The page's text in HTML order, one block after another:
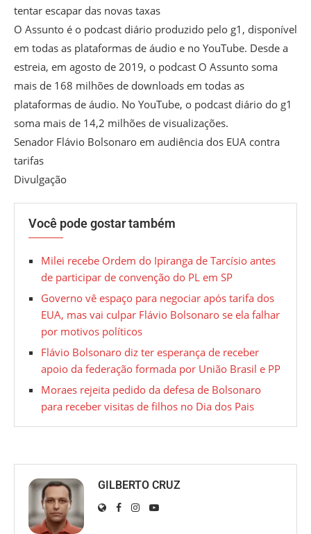
tentar escapar das novas taxas
O Assunto é o podcast diário produzido pelo g1, disponível
em todas as plataformas de áudio e no YouTube. Desde a
estreia, em agosto de 2019, o podcast O Assunto soma
mais de 168 milhões de downloads em todas as
plataformas de áudio. No YouTube, o podcast diário do g1
soma mais de 14,2 milhões de visualizações.
Senador Flávio Bolsonaro em audiência dos EUA contra
tarifas
Divulgação
Você pode gostar também
Milei recebe Ordem do Ipiranga de Tarcísio antes
de participar de convenção do PL em SP
Governo vê espaço para negociar após tarifa dos
EUA, mas vai culpar Flávio Bolsonaro se ela falhar
por motivos políticos
Flávio Bolsonaro diz ter esperança de receber
apoio da federação formada por União Brasil e PP
Moraes rejeita pedido da defesa de Bolsonaro
para receber visitas de filhos no Dia dos Pais
GILBERTO CRUZ